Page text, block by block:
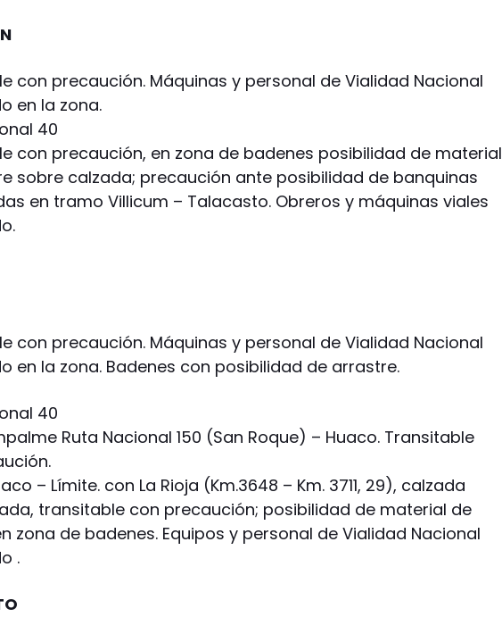
con precaución. Máquinas y personal de Vialidad Nacional
en la zona.
40
con precaución, en zona de badenes posibilidad de material
sobre calzada; precaución ante posibilidad de banquinas
en tramo Villicum – Talacasto. Obreros y máquinas viales
con precaución. Máquinas y personal de Vialidad Nacional
en la zona. Badenes con posibilidad de arrastre.
40
Ruta Nacional 150 (San Roque) – Huaco. Transitable
– Límite. con La Rioja (Km.3648 – Km. 3711, 29), calzada
transitable con precaución; posibilidad de material de
zona de badenes. Equipos y personal de Vialidad Nacional
.